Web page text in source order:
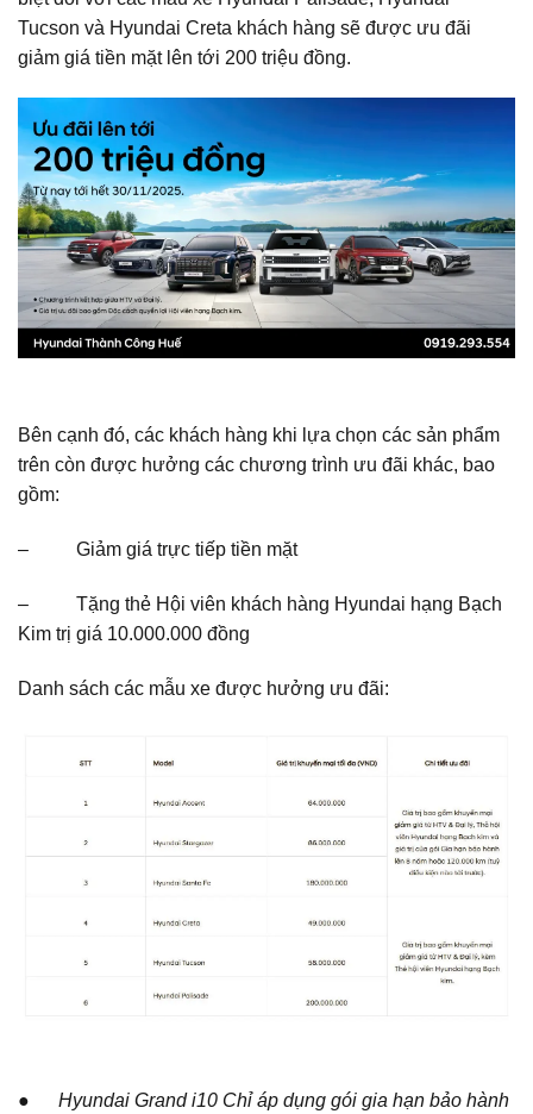
Tucson và Hyundai Creta khách hàng sẽ được ưu đãi
giảm giá tiền mặt lên tới 200 triệu đồng.
Bên cạnh đó, các khách hàng khi lựa chọn các sản phẩm
trên còn được hưởng các chương trình ưu đãi khác, bao
gồm:
– Giảm giá trực tiếp tiền mặt
– Tặng thẻ Hội viên khách hàng Hyundai hạng Bạch
Kim trị giá 10.000.000 đồng
Danh sách các mẫu xe được hưởng ưu đãi:
● Hyundai Grand i10 Chỉ áp dụng gói gia hạn bảo hành